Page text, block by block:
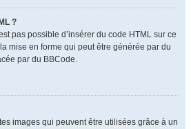
?
pas possible d’insérer du code HTML sur ce
mise en forme qui peut être générée par du
par du BBCode.
images qui peuvent être utilisées grâce à un